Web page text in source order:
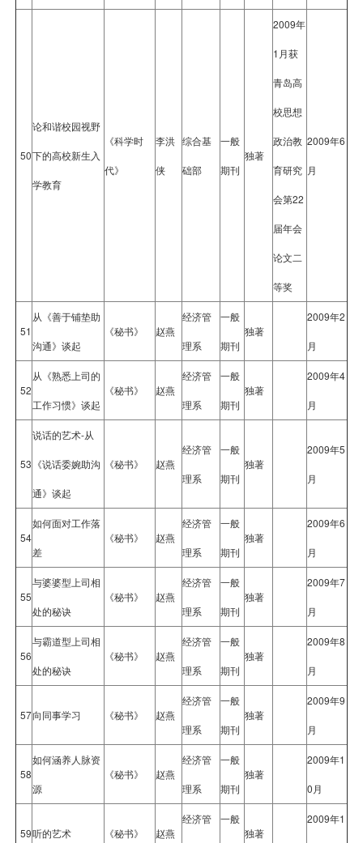
50
论和谐校园视野
下的高校新生入
学教育
《科学时
代》
李洪
侠
综合基
础部
一般
期刊
独著
2009年
1月获
青岛高
校思想
政治教
育研究
会第22
届年会
论文二
等奖
2009年6
月
51
从《善于铺垫助
沟通》谈起
《秘书》 赵燕
经济管
理系
一般
期刊
独著
2009年2
月
52
从《熟悉上司的
工作习惯》谈起
《秘书》 赵燕
经济管
理系
一般
期刊
独著
2009年4
月
53
说话的艺术-从
《说话委婉助沟
通》谈起
《秘书》 赵燕
经济管
理系
一般
期刊
独著
2009年5
月
54
如何面对工作落
差
《秘书》 赵燕
经济管
理系
一般
期刊
独著
2009年6
月
55
与婆婆型上司相
处的秘诀
《秘书》 赵燕
经济管
理系
一般
期刊
独著
2009年7
月
56
与霸道型上司相
处的秘诀
《秘书》 赵燕
经济管
理系
一般
期刊
独著
2009年8
月
57向同事学习 《秘书》 赵燕
经济管
理系
一般
期刊
独著
2009年9
月
58
如何涵养人脉资
源
《秘书》 赵燕
经济管
理系
一般
期刊
独著
2009年1
0月
59听的艺术 《秘书》 赵燕
经济管 一般
独著
2009年1